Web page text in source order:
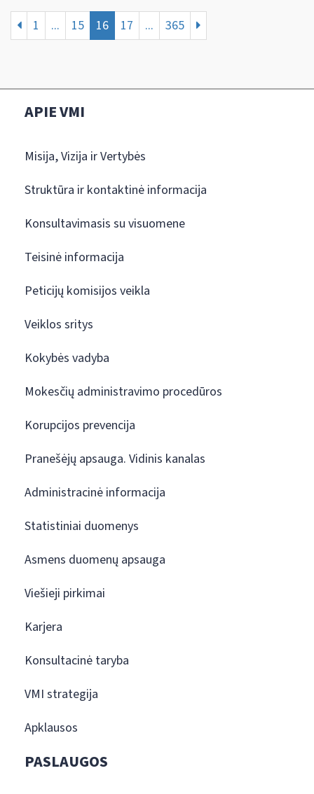
1 ... 15 16 17 ... 365
APIE VMI
Misija, Vizija ir Vertybės
Struktūra ir kontaktinė informacija
Konsultavimasis su visuomene
Teisinė informacija
Peticijų komisijos veikla
Veiklos sritys
Kokybės vadyba
Mokesčių administravimo procedūros
Korupcijos prevencija
Pranešėjų apsauga. Vidinis kanalas
Administracinė informacija
Statistiniai duomenys
Asmens duomenų apsauga
Viešieji pirkimai
Karjera
Konsultacinė taryba
VMI strategija
Apklausos
PASLAUGOS